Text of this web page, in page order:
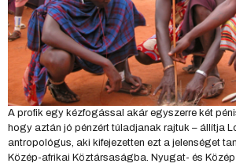
A profik egy kézfogással akár egyszerre két
hogy aztán jó pénzért túladjanak rajtuk – állítja
antropológus, aki kifejezetten ezt a jelenséget
Közép-afrikai Köztársaságba. Nyugat- és